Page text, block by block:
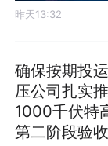
昨天13:32
确保按期投
压公司扎实
1000千伏特
第二阶段验收